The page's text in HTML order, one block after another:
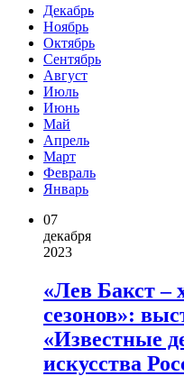
Декабрь
Ноябрь
Октябрь
Сентябрь
Август
Июль
Июнь
Май
Апрель
Март
Февраль
Январь
07
декабря
2023
«Лев Бакст –
сезонов»:
«Известные
искусства